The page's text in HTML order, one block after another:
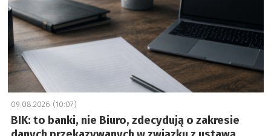
09.08.2026 (10:07)
BIK: to banki, nie Biuro, zdecydują o zakresie